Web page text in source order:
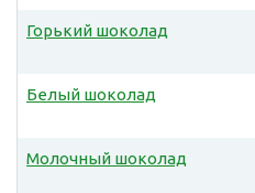
Горький шоколад
Белый шоколад
Молочный шоколад